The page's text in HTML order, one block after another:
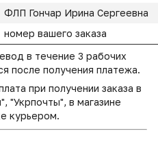
ФЛП Гончар Ирина Сергеевна
номер вашего заказа
в течение 3 рабочих
после получения платежа.
при получении заказа в
"Укрпочты", в магазине
курьером.